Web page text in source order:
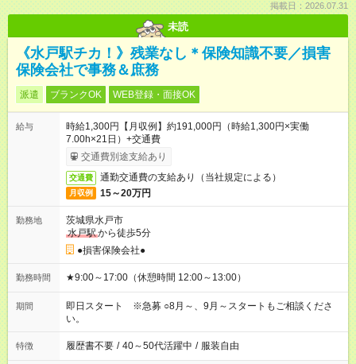
掲載日：2026.07.31
未読
《水戸駅チカ！》残業なし＊保険知識不要／損害
保険会社で事務＆庶務
派遣 ブランクOK WEB登録・面接OK
給与
時給1,300円【月収例】約191,000円（時給1,300円×実働
7.00h×21日）+交通費
交通費別途支給あり
交通費 通勤交通費の支給あり（当社規定による）
月収例 15～20万円
勤務地
茨城県水戸市
水戸駅から徒歩5分
●損害保険会社●
勤務時間 ★9:00～17:00（休憩時間 12:00～13:00）
期間
即日スタート ※急募 ○8月～、9月～スタートもご相談くださ
い。
特徴 履歴書不要 / 40～50代活躍中 / 服装自由